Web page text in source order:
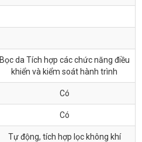
Bọc da Tích hợp các chức năng điều
khiển và kiểm soát hành trình
Có
Có
Tự động, tích hợp lọc không khí